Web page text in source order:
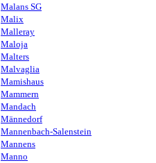
Malans SG
Malix
Malleray
Maloja
Malters
Malvaglia
Mamishaus
Mammern
Mandach
Männedorf
Mannenbach-Salenstein
Mannens
Manno